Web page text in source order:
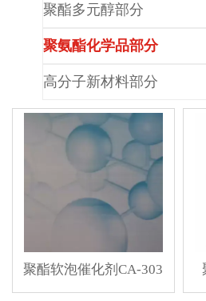
聚酯多元醇部分
聚氨酯化学品部分
高分子新材料部分
聚酯软泡催化剂CA-303